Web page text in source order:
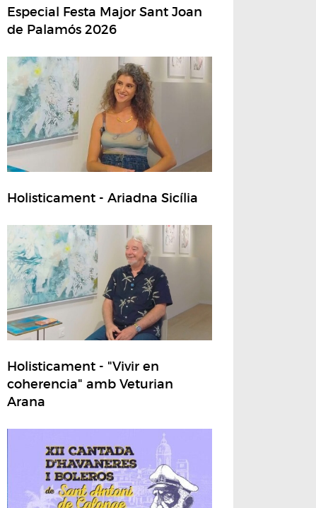
Especial Festa Major Sant Joan
de Palamós 2026
Holisticament - Ariadna Sicília
Holisticament - "Vivir en
coherencia" amb Veturian
Arana